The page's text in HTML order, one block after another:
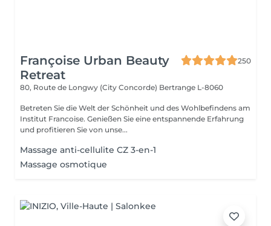
Françoise Urban Beauty
Retreat
250
80, Route de Longwy (City Concorde) Bertrange L-8060
Betreten Sie die Welt der Schönheit und des Wohlbefindens am
Institut Francoise. Genießen Sie eine entspannende Erfahrung
und profitieren Sie von unse...
Massage anti-cellulite CZ 3-en-1
Massage osmotique